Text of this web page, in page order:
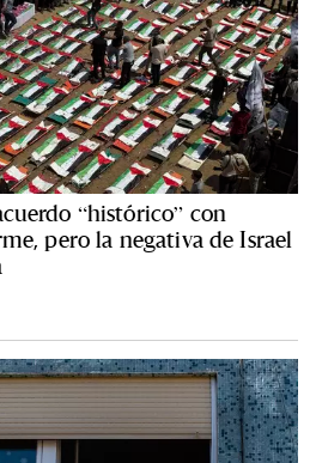
“histórico” con
pero la negativa de Israel